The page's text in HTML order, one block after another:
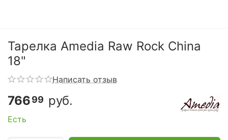
Тарелка Amedia Raw Rock China
18"
Написать отзыв
76699 руб.
Есть